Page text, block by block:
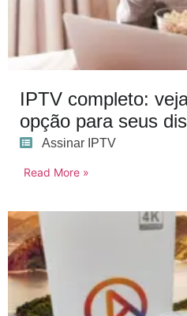
IPTV completo:
opção para seus
Assinar IPTV
Read More »